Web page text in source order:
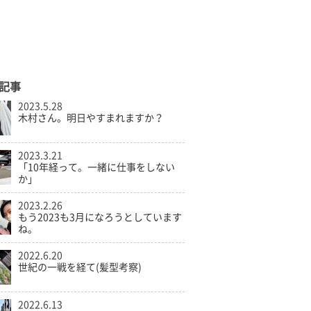
事
2023.5.28
木村さん。明日やすまれますか？
2023.3.21
「10年経って。一緒に仕事をしない
か」
2023.2.26
もう2023も3月になろうとしています
ね。
2022.6.20
世紀の一戦を経て(髪型考察)
2022.6.13